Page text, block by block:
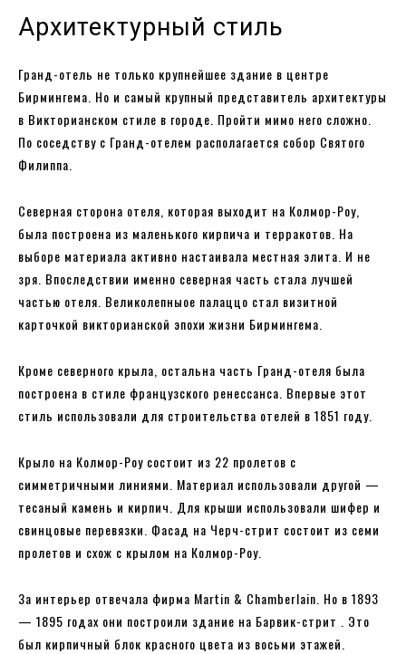
Архитектурный стиль
Гранд-отель не только крупнейшее здание в центре
Бирмингема. Но и самый крупный представитель архитектуры
в Викторианском стиле в городе. Пройти мимо него сложно.
По соседству с Гранд-отелем располагается собор Святого
Филиппа.
Северная сторона отеля, которая выходит на Колмор-Роу,
была построена из маленького кирпича и терракотов. На
выборе материала активно настаивала местная элита. И не
зря. Впоследствии именно северная часть стала лучшей
частью отеля. Великолепныое палаццо стал визитной
карточкой викторианской эпохи жизни Бирмингема.
Кроме северного крыла, остальна часть Гранд-отеля была
построена в стиле французского ренессанса. Впервые этот
стиль использовали для строительства отелей в 1851 году.
Крыло на Колмор-Роу состоит из 22 пролетов с
симметричными линиями. Материал использовали другой —
тесаный камень и кирпич. Для крыши использовали шифер и
свинцовые перевязки. Фасад на Черч-стрит состоит из семи
пролетов и схож с крылом на Колмор-Роу.
За интерьер отвечала фирма Martin & Chamberlain. Но в 1893
— 1895 годах они построили здание на Барвик-стрит . Это
был кирпичный блок красного цвета из восьми этажей.